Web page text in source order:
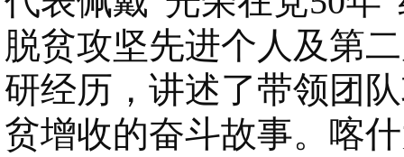
脱贫攻坚先进个人及第
研经历，讲述了带领团
贫增收的奋斗故事。喀